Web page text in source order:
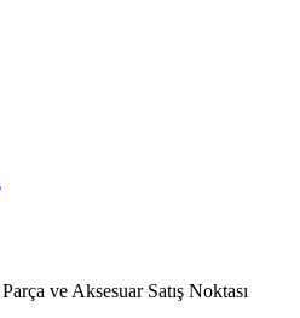
ve Aksesuar Satış Noktası